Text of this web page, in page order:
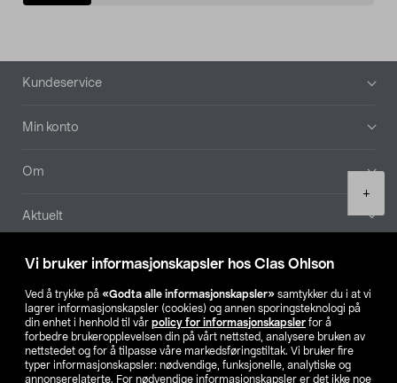
Vi bruker informasjonskapsler hos Clas Ohlson
Ved å trykke på «Godta alle informasjonskapsler» samtykker du i at vi
lagrer informasjonskapsler (cookies) og annen sporingsteknologi på
din enhet i henhold til vår policy for informasjonskapsler for å
forbedre brukeropplevelsen din på vårt nettsted, analysere bruken av
nettstedet og for å tilpasse våre markedsføringstiltak. Vi bruker fire
typer informasjonskapsler: nødvendige, funksjonelle, analytiske og
annonserelaterte. For nødvendige informasjonskapsler er det ikke noe
+
Bunntekst
Kundeservice
Min konto
Om
Aktuelt
Våre selskaper
Finn din butikk
SE NO FI